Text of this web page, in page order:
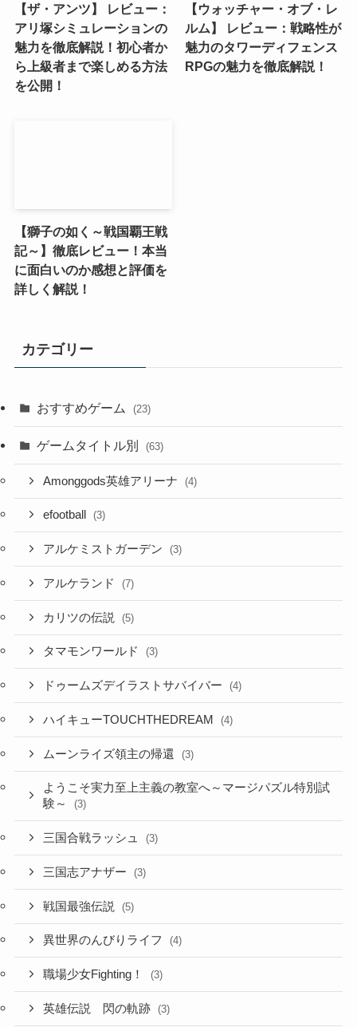
【ザ・アンツ】 レビュー：
アリ塚シミュレーションの
魅力を徹底解説！初心者か
ら上級者まで楽しめる方法
を公開！
【ウォッチャー・オブ・レ
ルム】 レビュー：戦略性が
魅力のタワーディフェンス
RPGの魅力を徹底解説！
【獅子の如く～戦国覇王戦
記～】徹底レビュー！本当
に面白いのか感想と評価を
詳しく解説！
カテゴリー
おすすめゲーム (23)
ゲームタイトル別 (63)
Amonggods英雄アリーナ (4)
efootball (3)
アルケミストガーデン (3)
アルケランド (7)
カリツの伝説 (5)
タマモンワールド (3)
ドゥームズデイラストサバイバー (4)
ハイキューTOUCHTHEDREAM (4)
ムーンライズ領主の帰還 (3)
ようこそ実力至上主義の教室へ～マージパズル特別試
験～
(3)
三国合戦ラッシュ (3)
三国志アナザー (3)
戦国最強伝説 (5)
異世界のんびりライフ (4)
職場少女Fighting！ (3)
英雄伝説 閃の軌跡 (3)